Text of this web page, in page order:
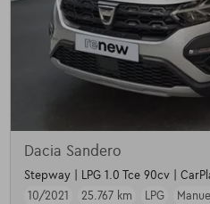
Dacia Sandero
Stepway | LPG 1.0 Tce 90cv |
10/2021
25.767 km LPG